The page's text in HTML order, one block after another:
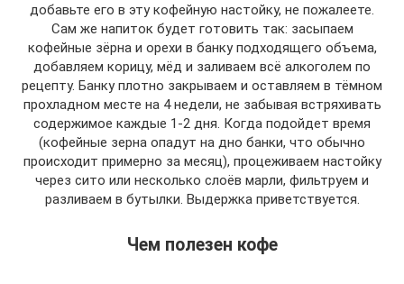
добавьте его в эту кофейную настойку, не пожалеете.
Сам же напиток будет готовить так: засыпаем
кофейные зёрна и орехи в банку подходящего объема,
добавляем корицу, мёд и заливаем всё алкоголем по
рецепту. Банку плотно закрываем и оставляем в тёмном
прохладном месте на 4 недели, не забывая встряхивать
содержимое каждые 1-2 дня. Когда подойдет время
(кофейные зерна опадут на дно банки, что обычно
происходит примерно за месяц), процеживаем настойку
через сито или несколько слоёв марли, фильтруем и
разливаем в бутылки. Выдержка приветствуется.
Чем полезен кофе